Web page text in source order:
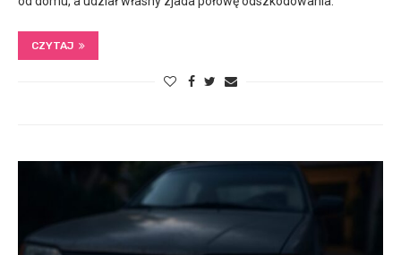
CZYTAJ